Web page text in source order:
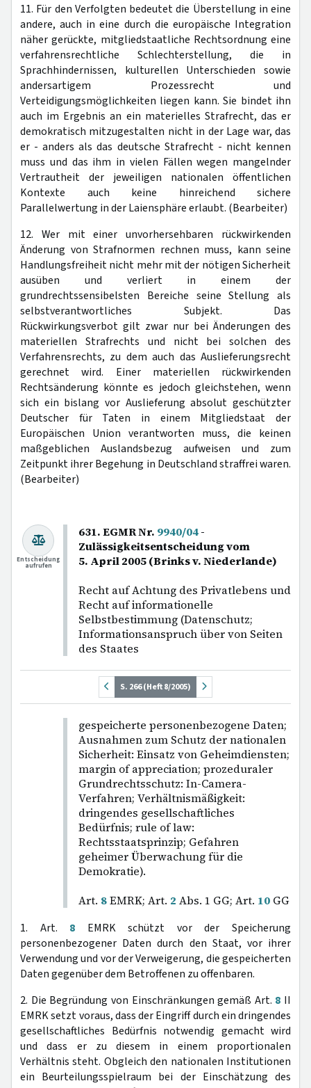
11. Für den Verfolgten bedeutet die Überstellung in eine
andere, auch in eine durch die europäische Integration
näher gerückte, mitgliedstaatliche Rechtsordnung eine
verfahrensrechtliche Schlechterstellung, die in
Sprachhindernissen, kulturellen Unterschieden sowie
andersartigem Prozessrecht und
Verteidigungsmöglichkeiten liegen kann. Sie bindet ihn
auch im Ergebnis an ein materielles Strafrecht, das er
demokratisch mitzugestalten nicht in der Lage war, das
er - anders als das deutsche Strafrecht - nicht kennen
muss und das ihm in vielen Fällen wegen mangelnder
Vertrautheit der jeweiligen nationalen öffentlichen
Kontexte auch keine hinreichend sichere
Parallelwertung in der Laiensphäre erlaubt. (Bearbeiter)
12. Wer mit einer unvorhersehbaren rückwirkenden
Änderung von Strafnormen rechnen muss, kann seine
Handlungsfreiheit nicht mehr mit der nötigen Sicherheit
ausüben und verliert in einem der
grundrechtssensibelsten Bereiche seine Stellung als
selbstverantwortliches Subjekt. Das
Rückwirkungsverbot gilt zwar nur bei Änderungen des
materiellen Strafrechts und nicht bei solchen des
Verfahrensrechts, zu dem auch das Auslieferungsrecht
gerechnet wird. Einer materiellen rückwirkenden
Rechtsänderung könnte es jedoch gleichstehen, wenn
sich ein bislang vor Auslieferung absolut geschützter
Deutscher für Taten in einem Mitgliedstaat der
Europäischen Union verantworten muss, die keinen
maßgeblichen Auslandsbezug aufweisen und zum
Zeitpunkt ihrer Begehung in Deutschland straffrei waren.
(Bearbeiter)
631. EGMR Nr. 9940/04-
Zulässigkeitsentscheidung vom
5. April 2005 (Brinks v. Niederlande)
Recht auf Achtung des Privatlebens und
Recht auf informationelle
Selbstbestimmung (Datenschutz;
Informationsanspruch über von Seiten
des Staates
Entscheidung
aufrufen
S. 266 (Heft 8/2005)
gespeicherte personenbezogene Daten;
Ausnahmen zum Schutz der nationalen
Sicherheit: Einsatz von Geheimdiensten;
margin of appreciation; prozeduraler
Grundrechtsschutz: In-Camera-
Verfahren; Verhältnismäßigkeit:
dringendes gesellschaftliches
Bedürfnis; rule of law:
Rechtsstaatsprinzip; Gefahren
geheimer Überwachung für die
Demokratie).
Art. 8EMRK; Art. 2 Abs. 1 GG; Art. 10 GG
1. Art. 8 EMRK schützt vor der Speicherung
personenbezogener Daten durch den Staat, vor ihrer
Verwendung und vor der Verweigerung, die gespeicherten
Daten gegenüber dem Betroffenen zu offenbaren.
2. Die Begründung von Einschränkungen gemäß Art. 8 II
EMRK setzt voraus, dass der Eingriff durch ein dringendes
gesellschaftliches Bedürfnis notwendig gemacht wird
und dass er zu diesem in einem proportionalen
Verhältnis steht. Obgleich den nationalen Institutionen
ein Beurteilungsspielraum bei der Einschätzung des